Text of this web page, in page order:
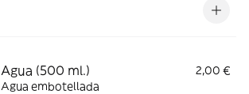
Agua (500 ml.)
2,00 €
Agua embotellada